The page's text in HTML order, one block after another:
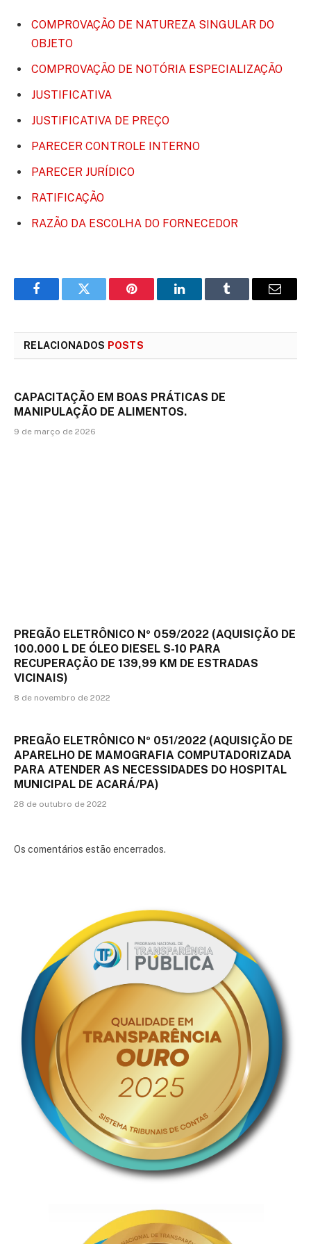
COMPROVAÇÃO DE NATUREZA SINGULAR DO
OBJETO
COMPROVAÇÃO DE NOTÓRIA ESPECIALIZAÇÃO
JUSTIFICATIVA
JUSTIFICATIVA DE PREÇO
PARECER CONTROLE INTERNO
PARECER JURÍDICO
RATIFICAÇÃO
RAZÃO DA ESCOLHA DO FORNECEDOR
FacebookTwitter Pinterest LinkedInTumblr
E-
RELACIONADOS POSTS
CAPACITAÇÃO EM BOAS PRÁTICAS DE
MANIPULAÇÃO DE ALIMENTOS.
9 de março de 2026
PREGÃO ELETRÔNICO Nº 059/2022 (AQUISIÇÃO DE
100.000 L DE ÓLEO DIESEL S-10 PARA
RECUPERAÇÃO DE 139,99 KM DE ESTRADAS
VICINAIS)
8 de novembro de 2022
PREGÃO ELETRÔNICO Nº 051/2022 (AQUISIÇÃO DE
APARELHO DE MAMOGRAFIA COMPUTADORIZADA
PARA ATENDER AS NECESSIDADES DO HOSPITAL
MUNICIPAL DE ACARÁ/PA)
28 de outubro de 2022
Os comentários estão encerrados.